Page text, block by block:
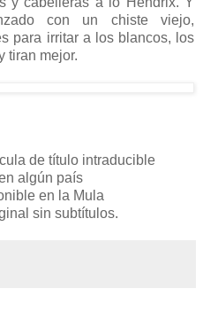
con un chiste viejo,
para irritar a los blancos, los
tiran mejor.
de título intraducible
algún país
en la Mula
sin subtítulos.